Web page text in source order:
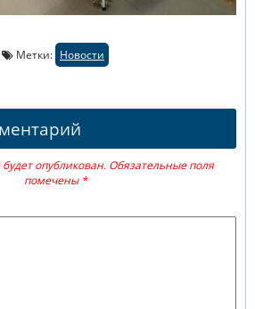
Метки: Новости
опубликован. Обязательные поля
помечены *